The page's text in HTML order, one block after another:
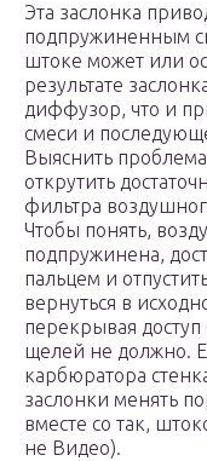
Эта заслонка
подпружиненным
штоке может или
результате
диффузор, что и
смеси и
Выяснить
открутить
фильтра
Чтобы понять,
подпружинена,
пальцем и
вернуться в
перекрывая доступ
щелей не должно.
карбюратора
заслонки менять
вместе со так,
не Видео).